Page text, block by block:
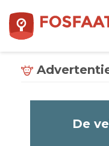
De